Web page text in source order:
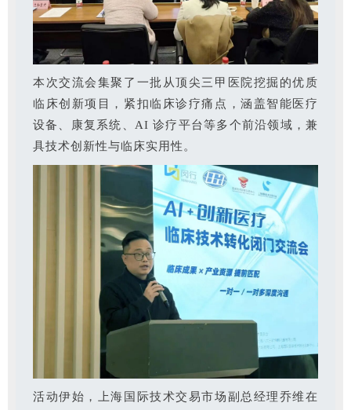
本次交流会集聚了一批从顶尖三甲医院挖掘的优质
临床创新项目，紧扣临床诊疗痛点，涵盖智能医疗
设备、康复系统、AI 诊疗平台等多个前沿领域，兼
具技术创新性与临床实用性。
活动伊始，上海国际技术交易市场副总经理乔维在